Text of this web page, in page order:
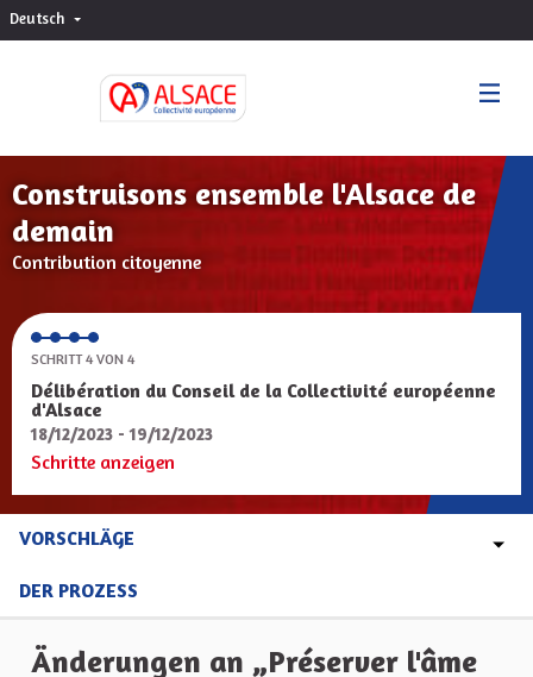
Deutsch Choisir la langue
Construisons ensemble l'Alsace de
demain
Contribution citoyenne
SCHRITT 4 VON 4
Délibération du Conseil de la Collectivité européenne
d'Alsace
18/12/2023 - 19/12/2023
Schritte anzeigen
VORSCHLÄGE
DER PROZESS
Änderungen an „Préserver l'âme